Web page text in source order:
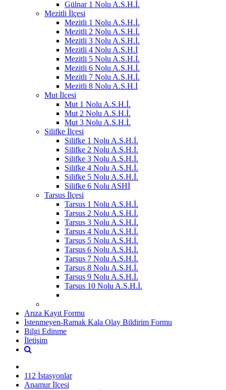
Gülnar 1 Nolu A.S.H.İ.
Mezitli İlçesi
Mezitli 1 Nolu A.S.H.İ.
Mezitli 2 Nolu A.S.H.İ.
Mezitli 3 Nolu A.S.H.İ.
Mezitli 4 Nolu A.S.H.İ
Mezitli 5 Nolu A.S.H.İ.
Mezitli 6 Nolu A.S.H.İ.
Mezitli 7 Nolu A.S.H.İ.
Mezitli 8 Nolu A.S.H.İ
Mut İlçesi
Mut 1 Nolu A.S.H.İ.
Mut 2 Nolu A.S.H.İ.
Mut 3 Nolu A.S.H.İ.
Silifke İlçesi
Silifke 1 Nolu A.S.H.İ.
Silifke 2 Nolu A.S.H.İ.
Silifke 3 Nolu A.S.H.İ.
Silifke 4 Nolu A.S.H.İ.
Silifke 5 Nolu A.S.H.İ.
Silifke 6 Nolu ASHİ
Tarsus İlçesi
Tarsus 1 Nolu A.S.H.İ.
Tarsus 2 Nolu A.S.H.İ.
Tarsus 3 Nolu A.S.H.İ.
Tarsus 4 Nolu A.S.H.İ.
Tarsus 5 Nolu A.S.H.İ.
Tarsus 6 Nolu A.S.H.İ.
Tarsus 7 Nolu A.S.H.İ.
Tarsus 8 Nolu A.S.H.İ.
Tarsus 9 Nolu A.S.H.İ.
Tarsus 10 Nolu A.S.H.İ.
Arıza Kayıt Formu
İstenmeyen-Ramak Kala Olay Bildirim Formu
Bilgi Edinme
İletişim
112 İstasyonlar
Anamur İlçesi